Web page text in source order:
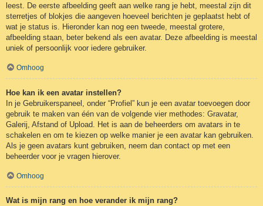
leest. De eerste afbeelding geeft aan welke rang je hebt, meestal zijn dit
sterretjes of blokjes die aangeven hoeveel berichten je geplaatst hebt of
wat je status is. Hieronder kan nog een tweede, meestal grotere,
afbeelding staan, beter bekend als een avatar. Deze afbeelding is meestal
uniek of persoonlijk voor iedere gebruiker.
Omhoog
Hoe kan ik een avatar instellen?
In je Gebruikerspaneel, onder “Profiel” kun je een avatar toevoegen door
gebruik te maken van één van de volgende vier methodes: Gravatar,
Galerij, Afstand of Upload. Het is aan de beheerders om avatars in te
schakelen en om te kiezen op welke manier je een avatar kan gebruiken.
Als je geen avatars kunt gebruiken, neem dan contact op met een
beheerder voor je vragen hierover.
Omhoog
Wat is mijn rang en hoe verander ik mijn rang?